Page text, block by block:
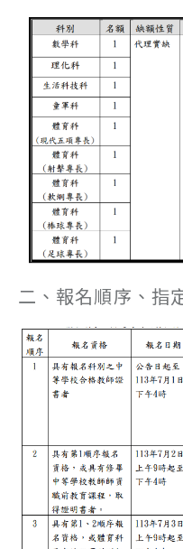
二、報名順序、指